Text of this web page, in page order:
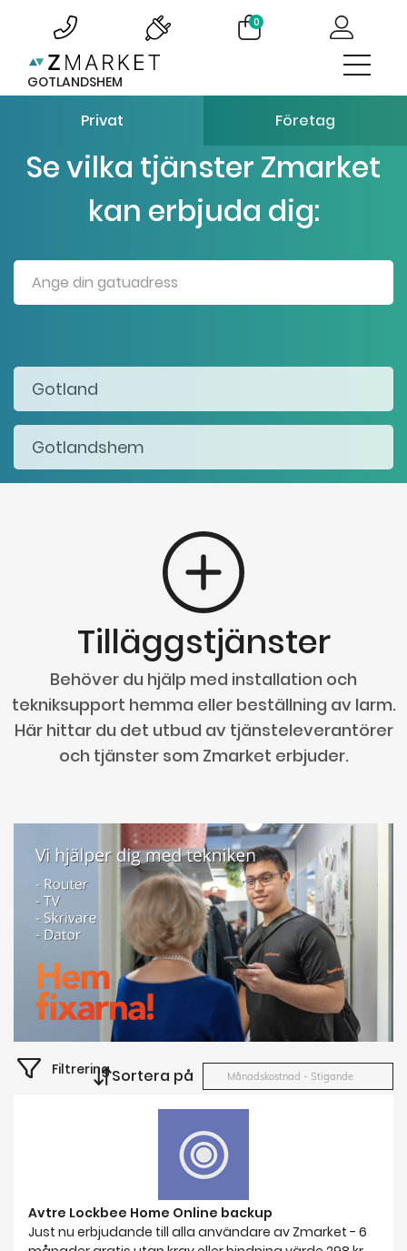
0
GOTLANDSHEM
Privat Företag
Se vilka tjänster Zmarket
kan erbjuda dig:
Tilläggstjänster
Behöver du hjälp med installation och
tekniksupport hemma eller beställning av larm.
Här hittar du det utbud av tjänsteleverantörer
och tjänster som Zmarket erbjuder.
FiltreringSortera på Månadskostnad - Stigande
Avtre Lockbee Home Online backup
Just nu erbjudande till alla användare av Zmarket - 6